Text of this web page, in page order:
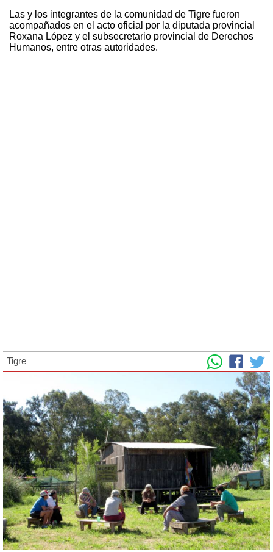
Las y los integrantes de la comunidad de Tigre fueron
acompañados en el acto oficial por la diputada provincial
Roxana López y el subsecretario provincial de Derechos
Humanos, entre otras autoridades.
Tigre